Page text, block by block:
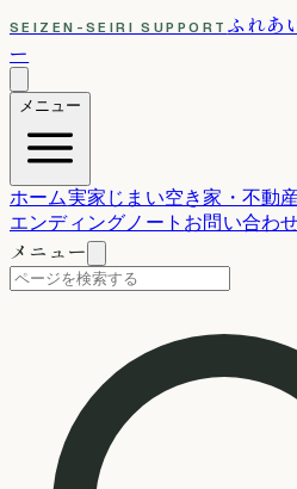
SEIZEN-SEIRI SUPPORT ふれあ
ー
メニュー
ホーム実家じまい空き家・不動
エンディングノート お問い合わ
メニュー